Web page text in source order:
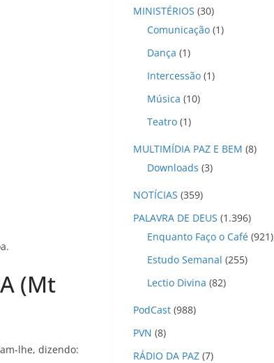
(Mt
lhe, dizendo:
MINISTÉRIOS (30)
Comunicação (1)
Dança (1)
Intercessão (1)
Música (10)
Teatro (1)
MULTIMÍDIA PAZ E BEM (8)
Downloads (3)
NOTÍCIAS (359)
PALAVRA DE DEUS (1.396)
Enquanto Faço o Café (921)
Estudo Semanal (255)
Lectio Divina (82)
PodCast (988)
PVN (8)
RÁDIO DA PAZ (7)